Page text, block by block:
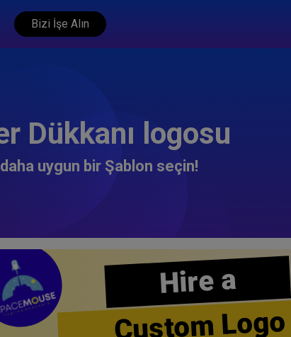
Bizi İşe Alın
Dükkanı logosu
uygun bir Şablon seçin!
Hire a
Custom Logo